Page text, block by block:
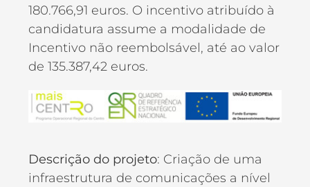
180.766,91 euros. O incentivo atribuído à
candidatura assume a modalidade de
Incentivo não reembolsável, até ao valor
de 135.387,42 euros.
Descrição do projeto: Criação de uma
infraestrutura de comunicações a nível